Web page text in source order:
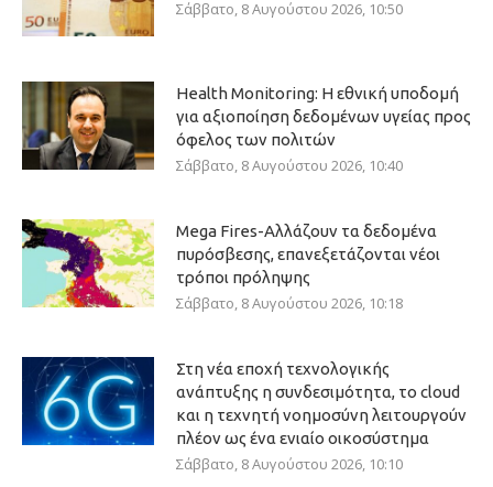
Σάββατο, 8 Αυγούστου 2026, 10:50
Health Monitoring: Η εθνική υποδομή
για αξιοποίηση δεδομένων υγείας προς
όφελος των πολιτών
Σάββατο, 8 Αυγούστου 2026, 10:40
Mega Fires-Αλλάζουν τα δεδομένα
πυρόσβεσης, επανεξετάζονται νέοι
τρόποι πρόληψης
Σάββατο, 8 Αυγούστου 2026, 10:18
Στη νέα εποχή τεχνολογικής
ανάπτυξης η συνδεσιμότητα, το cloud
και η τεχνητή νοημοσύνη λειτουργούν
πλέον ως ένα ενιαίο οικοσύστημα
Σάββατο, 8 Αυγούστου 2026, 10:10